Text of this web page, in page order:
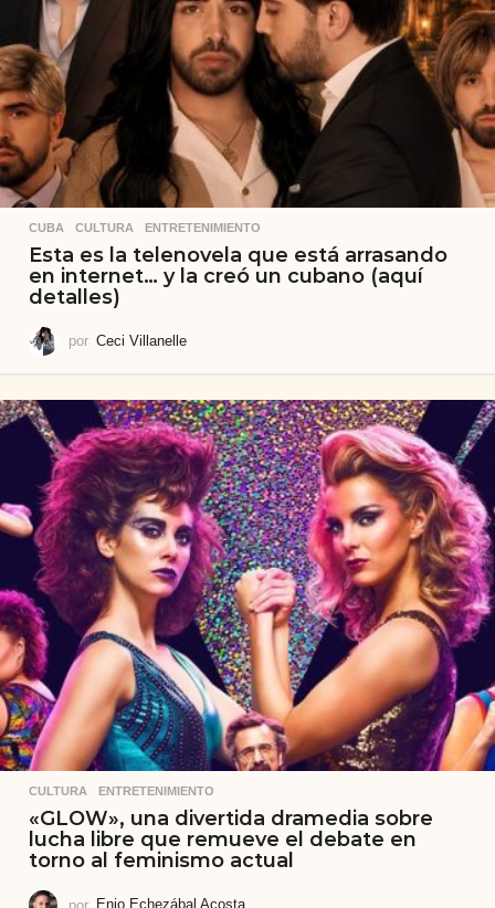
CUBA ,CULTURA ,ENTRETENIMIENTO
Esta es la telenovela que está arrasando
en internet… y la creó un cubano (aquí
detalles)
por Ceci Villanelle
CULTURA ,ENTRETENIMIENTO
«GLOW», una divertida dramedia sobre
lucha libre que remueve el debate en
torno al feminismo actual